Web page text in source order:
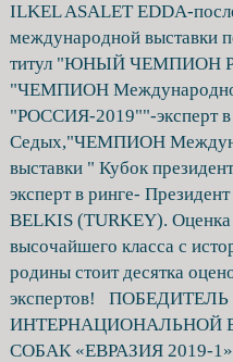
ILKEL ASALET EDDA-
международной выставки
титул "ЮНЫЙ ЧЕМПИОН
"ЧЕМПИОН
"РОССИЯ-2019""-эксперт в
Седых,"ЧЕМПИОН
выставки " Кубок
эксперт в ринге-
BELKIS (TURKEY).
высочайшего класса с
родины стоит десятка
экспертов! ПОБЕДИТЕЛЬ
ИНТЕРНАЦИОНАЛЬНОЙ
СОБАК «ЕВРАЗИЯ 2019-1»